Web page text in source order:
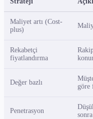
Maliyet artı (Cost-
plus)
Rekabetçi
fiyatlandırma
Değer bazlı
göre
Penetrasyon